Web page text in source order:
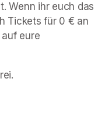
Wenn ihr euch das
Tickets für 0 € an
eure